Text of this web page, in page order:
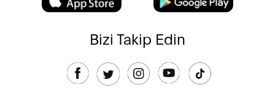
Bizi Takip Edin